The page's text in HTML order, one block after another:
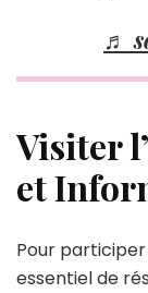
♬
Visiter
et
Pour
essentiel de